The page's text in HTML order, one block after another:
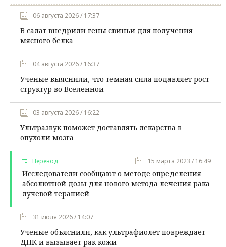
06 августа 2026 / 17:37
В салат внедрили гены свиньи для получения
мясного белка
04 августа 2026 / 16:37
Ученые выяснили, что темная сила подавляет рост
структур во Вселенной
03 августа 2026 / 16:22
Ультразвук поможет доставлять лекарства в
опухоли мозга
Перевод 15 марта 2023 / 16:49
Исследователи сообщают о методе определения
абсолютной дозы для нового метода лечения рака
лучевой терапией
31 июля 2026 / 14:07
Ученые объяснили, как ультрафиолет повреждает
ДНК и вызывает рак кожи